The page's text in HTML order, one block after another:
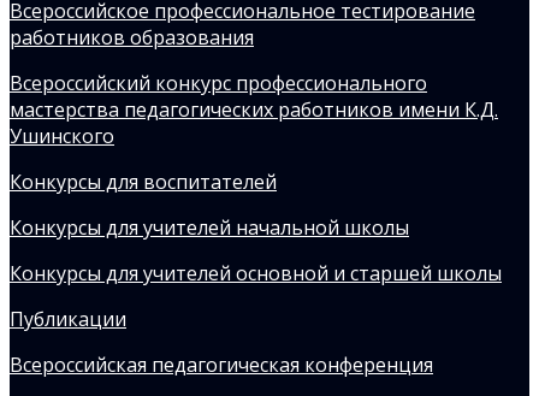
Всероссийское профессиональное тестирование
работников образования
Всероссийский конкурс профессионального
мастерства педагогических работников имени К.Д.
Ушинского
Конкурсы для воспитателей
Конкурсы для учителей начальной школы
Конкурсы для учителей основной и старшей школы
Публикации
Всероссийская педагогическая конференция